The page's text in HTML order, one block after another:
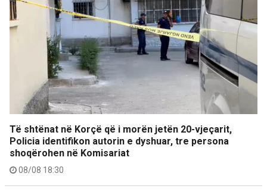
Të shtënat në Korçë që i morën jetën 20-vjeçarit,
Policia identifikon autorin e dyshuar, tre persona
shoqërohen në Komisariat
08/08 18:30